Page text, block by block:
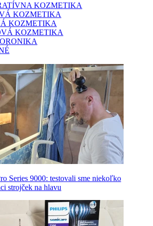
KOZMETIKA
KOZMETIKA
KOZMETIKA
KOZMETIKA
Series 9000: testovali sme niekoľko
strojček na hlavu